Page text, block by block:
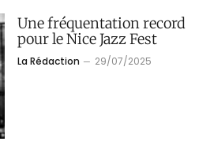
Une fréquentation record
pour le Nice Jazz Fest
La Rédaction 29/07/2025